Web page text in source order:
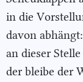
in die
davon
an dieser Stelle
der bleibe der